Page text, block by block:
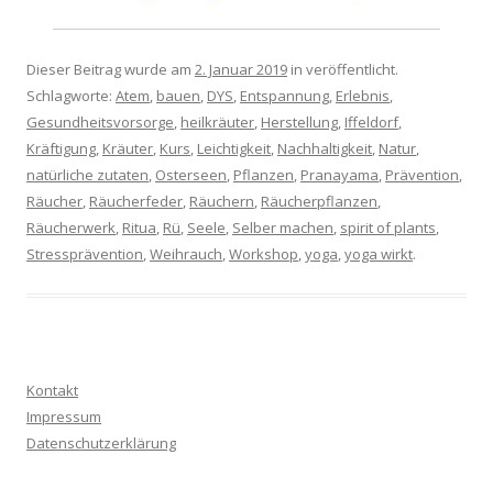
Dieser Beitrag wurde am 2. Januar 2019 in veröffentlicht.
Schlagworte: Atem, bauen, DYS, Entspannung, Erlebnis,
Gesundheitsvorsorge, heilkräuter, Herstellung, Iffeldorf,
Kräftigung, Kräuter, Kurs, Leichtigkeit, Nachhaltigkeit, Natur,
natürliche zutaten, Osterseen, Pflanzen, Pranayama, Prävention,
Räucher, Räucherfeder, Räuchern, Räucherpflanzen,
Räucherwerk, Ritua, Rü, Seele, Selber machen, spirit of plants,
Stressprävention,Weihrauch,Workshop,yoga,yoga wirkt.
Kontakt
Impressum
Datenschutzerklärung